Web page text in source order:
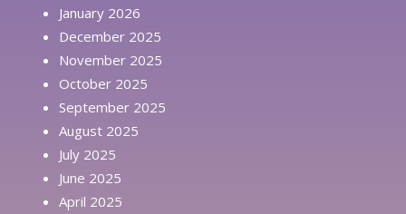
January 2026
December 2025
November 2025
October 2025
September 2025
August 2025
July 2025
June 2025
April 2025